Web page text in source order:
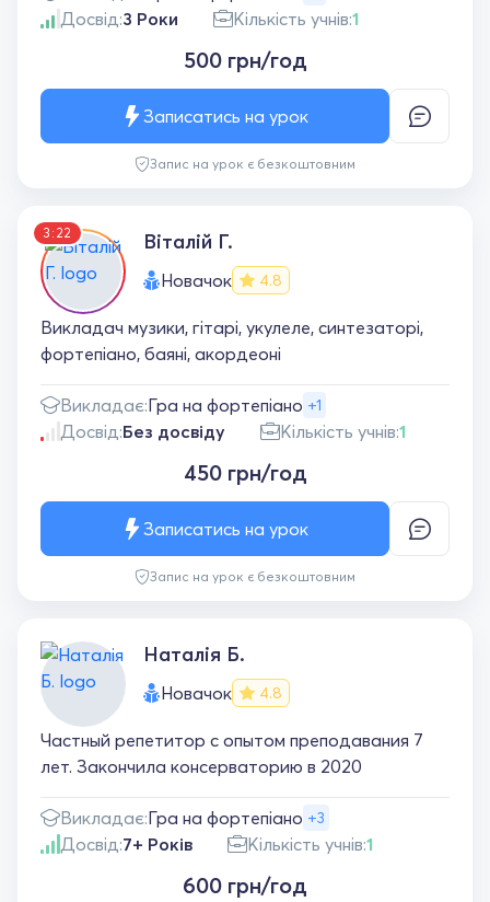
Досвід:3 Роки Кількість учнів:1
500 грн/год
Запис на урок є безкоштовним
Записатись на урок
3:22 Віталій Г.
Новачок 4.8
Викладач музики, гітарі, укулеле, синтезаторі,
фортепіано, баяні, акордеоні
Викладає:Гра на фортепіано +1
Досвід:Без досвіду Кількість учнів:1
450 грн/год
Запис на урок є безкоштовним
Записатись на урок
Наталія Б.
Новачок 4.8
Частный репетитор с опытом преподавания 7
лет. Закончила консерваторию в 2020
Викладає:Гра на фортепіано +3
Досвід:7+ Років Кількість учнів:1
600 грн/год